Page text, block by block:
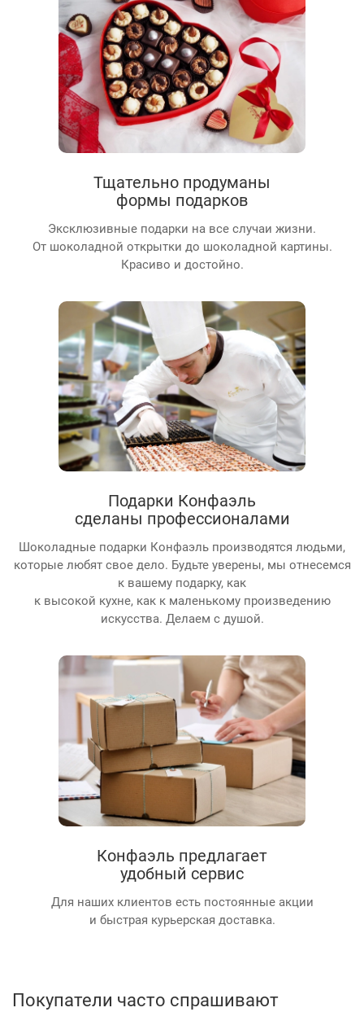
Тщательно продуманы
формы подарков
Эксклюзивные подарки на все случаи жизни.
От шоколадной открытки до шоколадной картины.
Красиво и достойно.
Подарки Конфаэль
сделаны профессионалами
Шоколадные подарки Конфаэль производятся людьми,
которые любят свое дело. Будьте уверены, мы отнесемся
к вашему подарку, как
к высокой кухне, как к маленькому произведению
искусства. Делаем с душой.
Конфаэль предлагает
удобный сервис
Для наших клиентов есть постоянные акции
и быстрая курьерская доставка.
Покупатели часто спрашивают